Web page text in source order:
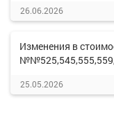
26.06.2026
Изменения в
25.05.2026